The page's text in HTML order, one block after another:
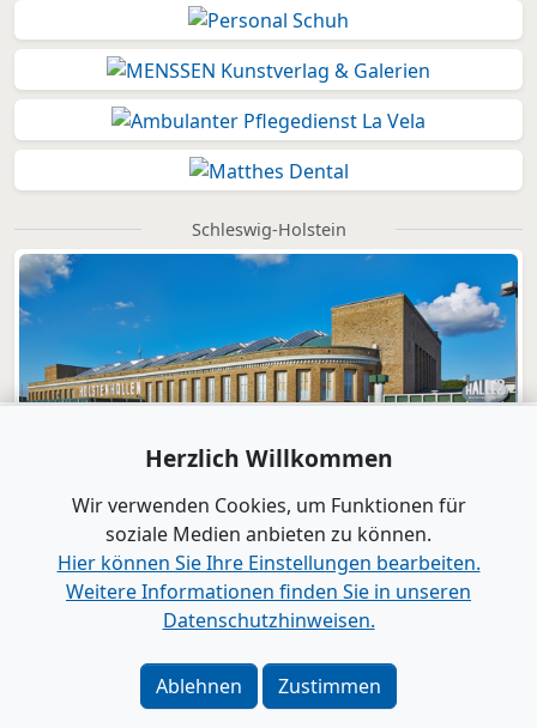
Schleswig-Holstein
Impressum |Datenschutz|Barrierefreiheit
Google als bevorzugte Quelle merken
Herzlich Willkommen
Wir verwenden Cookies, um Funktionen für
soziale Medien anbieten zu können.
Hier können Sie Ihre Einstellungen bearbeiten.
Weitere Informationen finden Sie in unseren
Datenschutzhinweisen.
Ablehnen Zustimmen